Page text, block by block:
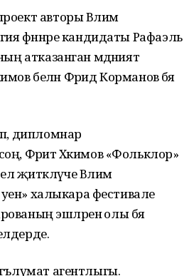
авторы Вәлимә
фәннәре кандидаты Рафаэль
атказанган мәдәният
белән Фәрид Корманов бәя
дипломнар
Фәрит Хәкимов «Фольклор»
җитәкләүче Вәлимә
уен» халыкара фестивале
эшләренә олы бәя
агентлыгы.